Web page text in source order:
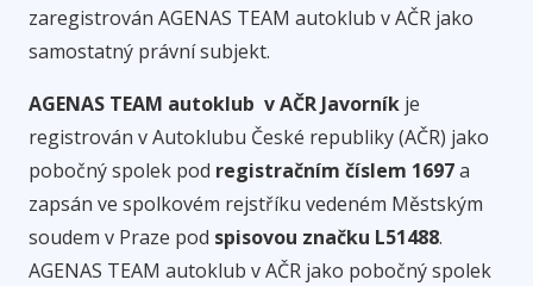
zaregistrován AGENAS TEAM autoklub v AČR jako
samostatný právní subjekt.
AGENAS TEAM autoklub v AČR Javorník je
registrován v Autoklubu České republiky (AČR) jako
pobočný spolek pod registračním číslem 1697a
zapsán ve spolkovém rejstříku vedeném Městským
soudem v Praze pod spisovou značku L51488.
AGENAS TEAM autoklub v AČR jako pobočný spolek